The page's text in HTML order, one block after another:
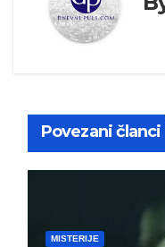
Povezani članci
MISTERIJE